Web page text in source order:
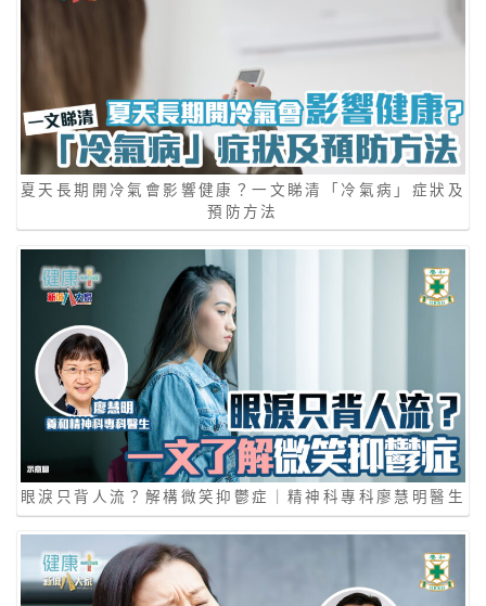
夏天長期開冷氣會影響健康？一文睇清「冷氣病」症狀及
預防方法
眼淚只背人流？解構微笑抑鬱症｜精神科專科廖慧明醫生